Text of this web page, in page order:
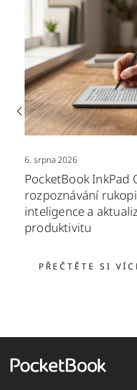
6. srpna 2026
PocketBook InkPad
rozpoznávání
inteligence a
produktivitu
PŘEČTĚTE SI